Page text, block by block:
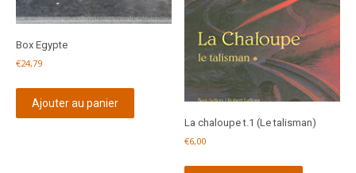
Box Egypte
€24,79
Ajouter au panier
La chaloupe t.1 (Le talisman)
€6,00